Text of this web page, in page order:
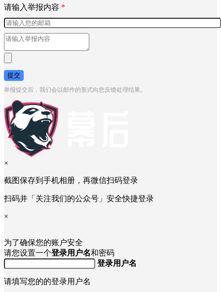
请输入举报内容 *
提交
举报提交后，我们会以邮件的形式向您反馈处理结果。
×
截图保存到手机相册，再微信扫码登录
扫码并「关注我们的公众号」安全快捷登录
×
为了确保您的账户安全
请您设置一个登录用户名和密码
登录用户名
请填写您的的登录用户名